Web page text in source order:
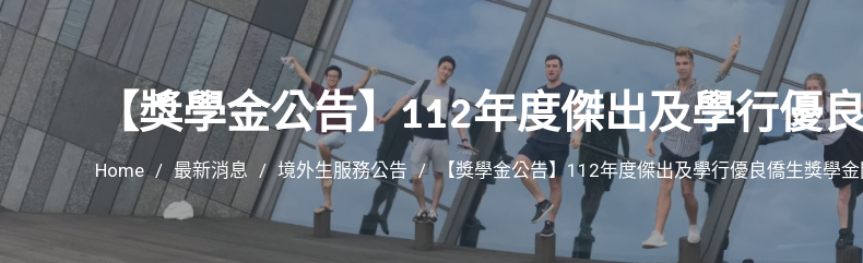
【獎學金公告】112年度傑出及學行優
Home 最新消息 境外生服務公告 【獎學金公告】112年度傑出及學行優良僑生獎學